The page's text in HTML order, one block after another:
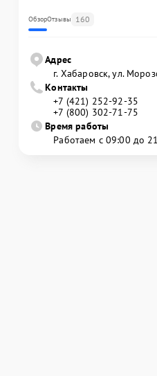
ОбзорОтзывы 160
Адрес
г. Хабаровск, ул.
Контакты
+7 (421) 252-92-35
+7 (800) 302-71-75
Время работы
Работаем с 09:00 до